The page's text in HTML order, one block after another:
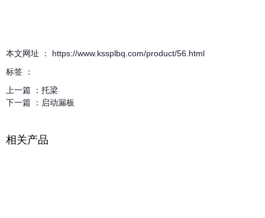
本文网址 ： https://www.kssplbq.com/product/56.html
标签 ：
上一篇 ： 托梁
下一篇 ： 启动漏板
相关产品